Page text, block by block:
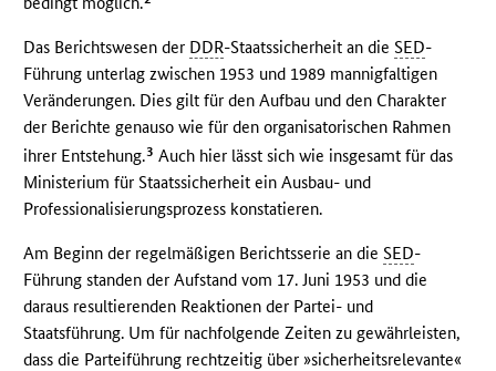
Das Berichtswesen der DDR-Staatssicherheit an dieSED-
Führung unterlag zwischen 1953 und 1989 mannigfaltigen
Veränderungen. Dies gilt für den Aufbau und den Charakter
der Berichte genauso wie für den organisatorischen Rahmen
ihrer Entstehung.3 Auch hier lässt sich wie insgesamt für das
Ministerium für Staatssicherheit ein Ausbau- und
Professionalisierungsprozess konstatieren.
Am Beginn der regelmäßigen Berichtsserie an dieSED-
Führung standen der Aufstand vom 17. Juni 1953 und die
daraus resultierenden Reaktionen der Partei- und
Staatsführung. Um für nachfolgende Zeiten zu gewährleisten,
dass die Parteiführung rechtzeitig über »sicherheitsrelevante«